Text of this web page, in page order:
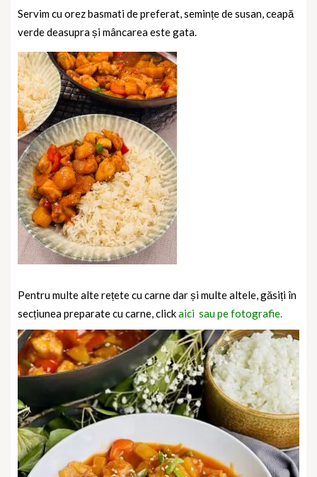
Servim cu orez basmati de preferat, semințe de susan, ceapă
verde deasupra și mâncarea este gata.
Pentru multe alte rețete cu carne dar și multe altele, găsiți în
secțiunea preparate cu carne, clickaici sau pe fotografie.